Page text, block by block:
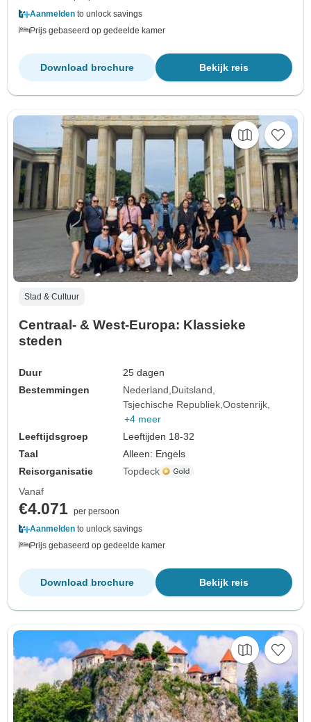
Aanmelden to unlock savings
Prijs gebaseerd op gedeelde kamer
Bekijk reis
Download brochure
Stad & Cultuur
Centraal- & West-Europa: Klassieke
steden
Duur
25 dagen
Bestemmingen
Nederland Duitsland
Tsjechische Republiek Oostenrijk
+4 meer
Leeftijdsgroep
Leeftijden 18-32
Taal
Alleen: Engels
Reisorganisatie
Topdeck
Vanaf
€4.071 per persoon
Aanmelden to unlock savings
Prijs gebaseerd op gedeelde kamer
Bekijk reis
Download brochure